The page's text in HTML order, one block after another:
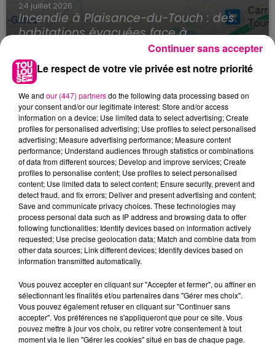
24 juillet 2026
Incendie à Plaisance-du-Touch : des
habitations évacuées face à...
23 juillet 2026
Violent incendie au nord de Toulouse
Le respect de votre vie privée est notre priorité
We and our (447) partnersdo the following data processing based on
your consent and/or our legitimate interest: Store and/or access
information on a device; Use limited data to select advertising; Create
profiles for personalised advertising; Use profiles to select personalised
advertising; Measure advertising performance; Measure content
performance; Understand audiences through statistics or combinations
of data from different sources; Develop and improve services; Create
profiles to personalise content; Use profiles to select personalised
content; Use limited data to select content; Ensure security, prevent and
detect fraud, and fix errors; Deliver and present advertising and content;
Save and communicate privacy choices. These technologies may
process personal data such as IP address and browsing data to offer
following functionalities: Identify devices based on information actively
requested; Use precise geolocation data; Match and combine data from
other data sources; Link different devices; Identify devices based on
information transmitted automatically.
Vous pouvez accepter en cliquant sur "Accepter et fermer", ou affiner en
sélectionnant les finalités et/ou partenaires dans "Gérer mes choix".
Vous pouvez également refuser en cliquant sur "Continuer sans
accepter". Vos préférences ne s'appliqueront que pour ce site. Vous
pouvez mettre à jour vos choix, ou retirer votre consentement à tout
moment via le lien "Gérer les cookies" situé en bas de chaque page.
Continuer sans accepter